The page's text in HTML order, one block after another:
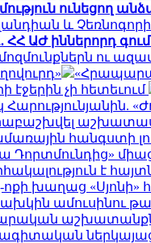
ունեցող
և
ՀՀ ԱԺ իններորդ
ու
էջերին չի հետեւում
ամառային հանգստի
է
ոքի խաղաց «Սյոնի»
ամուսինու